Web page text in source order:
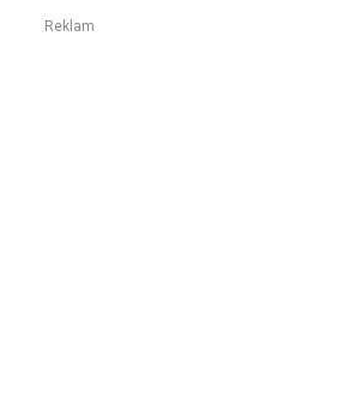
Reklam